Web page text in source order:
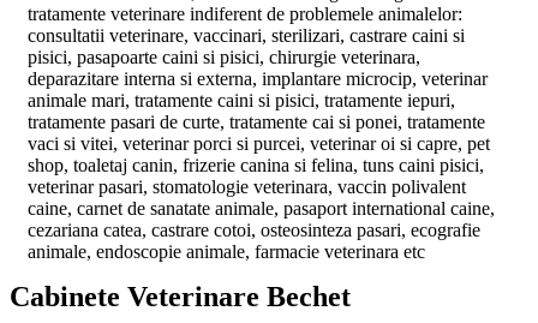
tratamente veterinare indiferent de problemele animalelor:
consultatii veterinare, vaccinari, sterilizari, castrare caini si
pisici, pasapoarte caini si pisici, chirurgie veterinara,
deparazitare interna si externa, implantare microcip, veterinar
animale mari, tratamente caini si pisici, tratamente iepuri,
tratamente pasari de curte, tratamente cai si ponei, tratamente
vaci si vitei, veterinar porci si purcei, veterinar oi si capre, pet
shop, toaletaj canin, frizerie canina si felina, tuns caini pisici,
veterinar pasari, stomatologie veterinara, vaccin polivalent
caine, carnet de sanatate animale, pasaport international caine,
cezariana catea, castrare cotoi, osteosinteza pasari, ecografie
animale, endoscopie animale, farmacie veterinara etc
Cabinete Veterinare Bechet